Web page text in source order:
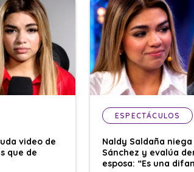
video de
que de
ESPECTÁCULOS
Naldy Saldaña
Sánchez y evalúa
esposa: “Es una